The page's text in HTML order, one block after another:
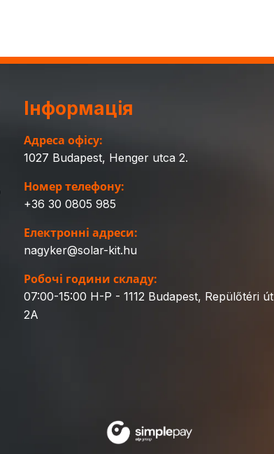
Інформація
Адреса офісу:
1027 Budapest, Henger utca 2.
Номер телефону:
+36 30 0805 985
Електронні адреси:
nagyker@solar-kit.hu
Робочі години складу:
07:00-15:00 H-P - 1112 Budapest, Repülőtéri út
2A